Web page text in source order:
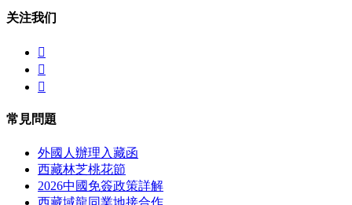
关注我们



常見問題
外國人辦理入藏函
西藏林芝桃花節
2026中國免簽政策詳解
西藏域龍同業地接合作